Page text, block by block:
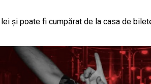
și poate fi cumpărat de la casa de